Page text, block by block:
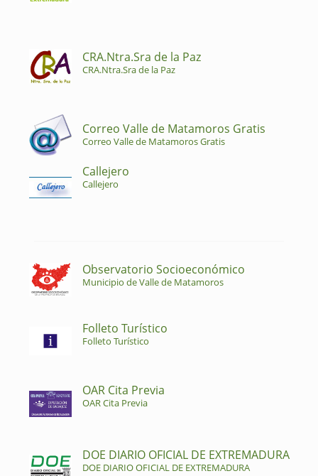
CRA.Ntra.Sra de la Paz
CRA.Ntra.Sra de la Paz
Correo Valle de Matamoros Gratis
Correo Valle de Matamoros Gratis
Callejero
Callejero
Observatorio Socioeconómico
Municipio de Valle de Matamoros
Folleto Turístico
Folleto Turístico
OAR Cita Previa
OAR Cita Previa
DOE DIARIO OFICIAL DE EXTREMADURA
DOE DIARIO OFICIAL DE EXTREMADURA